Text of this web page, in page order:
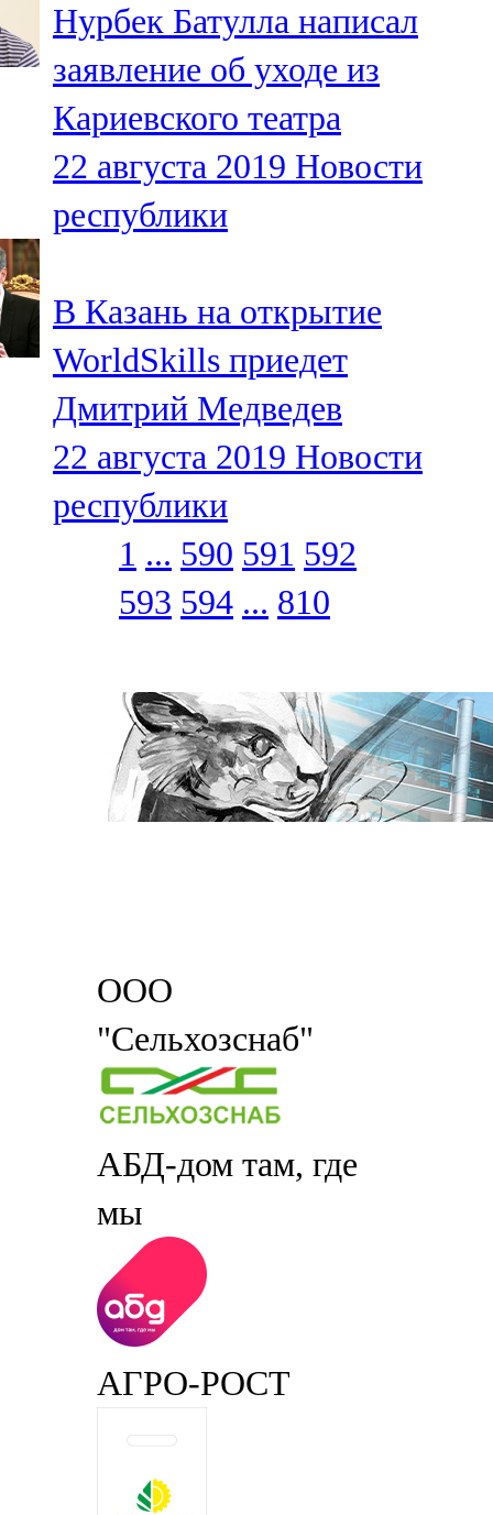
Нурбек Батулла написал
заявление об уходе из
Кариевского театра
22 августа 2019 Новости
республики
В Казань на открытие
WorldSkills приедет
Дмитрий Медведев
22 августа 2019 Новости
республики
1 ... 590 591 592
593 594 ... 810
ООО
"Сельхозснаб"
АБД-дом там, где
мы
АГРО-РОСТ